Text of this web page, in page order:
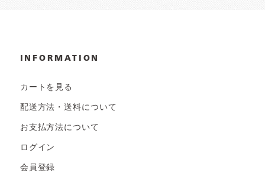
INFORMATION
カートを見る
配送方法・送料について
お支払方法について
ログイン
会員登録